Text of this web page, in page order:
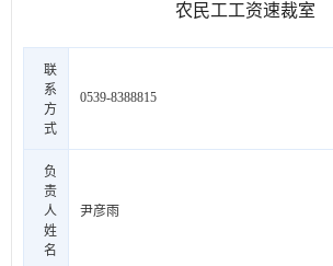
农民工工资速裁室
联
系
方
式
0539-8388815
负
责
人
姓
名
尹彦雨